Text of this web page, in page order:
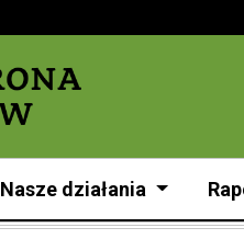
Nasze działania